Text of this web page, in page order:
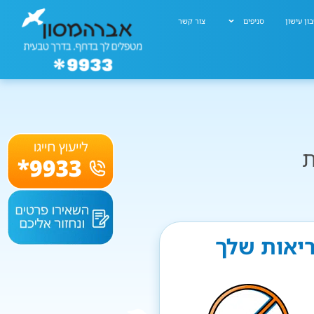
עישון סניפים צור קשר
שלך